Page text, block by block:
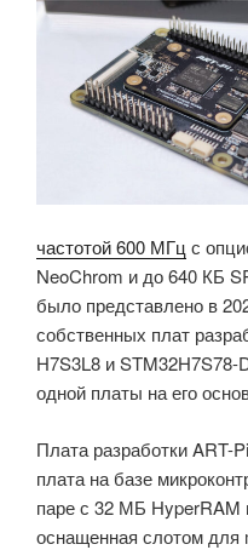
nRF52820
CMSIS-
DAP,
который
можно
отделить
частотой 600 МГц с
NeoChrom и до 640 КБ
было представлено в
собственных плат
H7S3L8 и
одной платы на его
Плата разработки ART-
плата на базе
паре с 32 МБ
оснащенная слотом для